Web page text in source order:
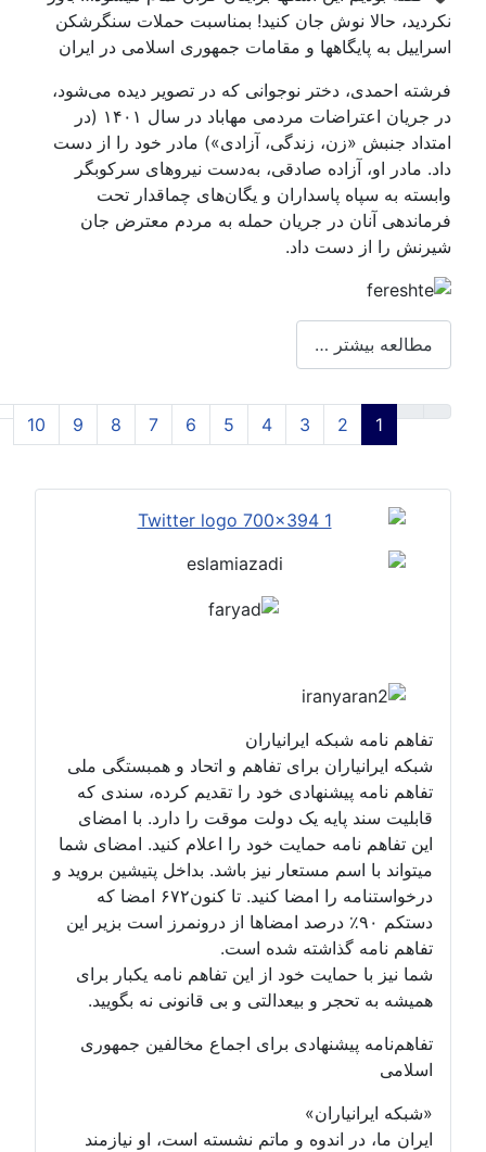
حالا نوش جان کنید! بمناسبت حملات سنگرشکن
به پایگاهها و مقامات جمهوری اسلامی در ایران
احمدی، دختر نوجوانی که در تصویر دیده می‌شود،
در جریان اعتراضات مردمی مهاباد در سال ۱۴۰۱ (در
جنبش «زن، زندگی، آزادی») مادر خود را از دست
مادر او، آزاده صادقی، به‌دست نیروهای سرکوبگر
به سپاه پاسداران و یگان‌های چماقدار تحت
آنان در جریان حمله به مردم معترض جان
را از دست داد.
مطالعه بیشتر …
صفحه1 از14 1
2
3
4
5
6
7
8
9
10
تفاهم نامه شبکه ایرانیاران
شبکه ایرانیاران برای تفاهم و اتحاد و همبستگی ملی
تفاهم نامه پیشنهادی خود را تقدیم کرده، سندی که
قابلیت سند پایه یک دولت موقت را دارد. با امضای
این تفاهم نامه حمایت خود را اعلام کنید. امضای شما
میتواند با اسم مستعار نیز باشد. بداخل پتیشین بروید و
درخواستنامه را امضا کنید. تا کنون۶۷۲ امضا که
دستکم ۹۰٪ درصد امضاها از درونمرز است بزیر این
تفاهم نامه گذاشته شده است.
شما نیز با حمایت خود از این تفاهم نامه یکبار برای
همیشه به تحجر و بیعدالتی و بی قانونی نه بگویید.
تفاهم‌نامه پیشنهادی برای اجماع مخالفین جمهوری
اسلامی
«شبکه ایرانیاران»
ایران ما، در اندوه و ماتم نشسته است، او نیازمند